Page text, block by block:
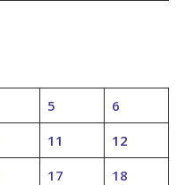
5
6
11
12
17
18